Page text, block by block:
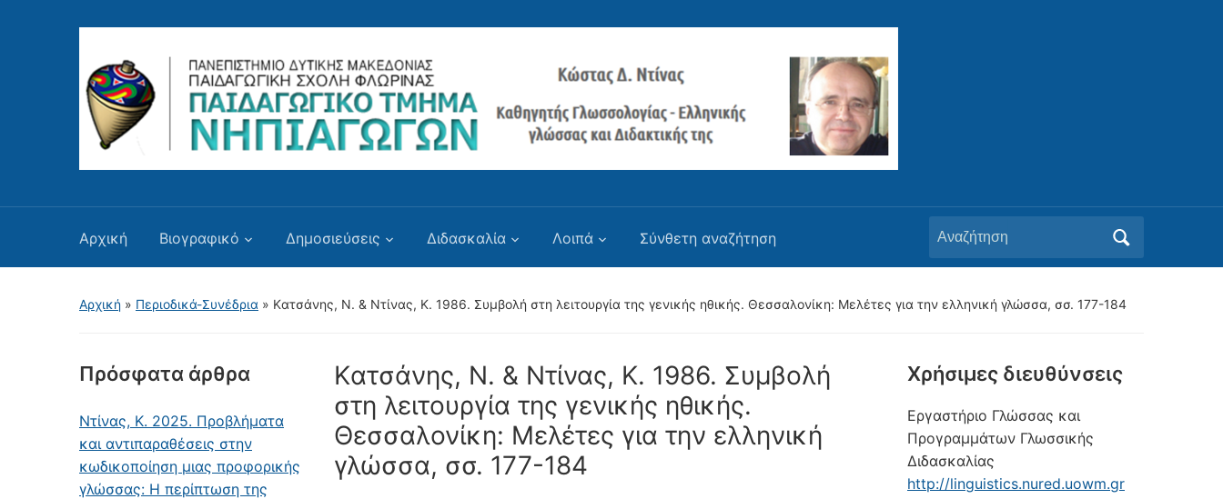
Αρχική Βιογραφικό Δημοσιεύσεις Διδασκαλία Λοιπά Σύνθετη αναζήτηση
Αναζήτηση
για:
Αρχική » Περιοδικά-Συνέδρια » Kατσάνης, Ν. & Ντίνας, Κ. 1986. Συμβολή στη λειτουργία της γενικής ηθικής. Θεσσαλονίκη: Mελέτες για την ελληνική γλώσσα, σσ. 177-184
Πρόσφατα άρθρα
Ντίνας, Κ. 2025. Προβλήματα
και αντιπαραθέσεις στην
κωδικοποίηση μιας προφορικής
γλώσσας: Η περίπτωση της
Kατσάνης, Ν. & Ντίνας, Κ. 1986. Συμβολή
στη λειτουργία της γενικής ηθικής.
Θεσσαλονίκη: Mελέτες για την ελληνική
γλώσσα, σσ. 177-184
Xρήσιμες διευθύνσεις
Εργαστήριο Γλώσσας και
Προγραμμάτων Γλωσσικής
Διδασκαλίας
http://linguistics.nured.uowm.gr